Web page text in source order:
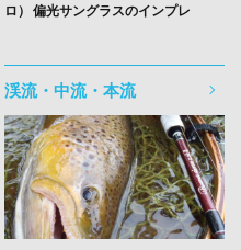
ロ） 偏光サングラスのインプレ
渓流・中流・本流